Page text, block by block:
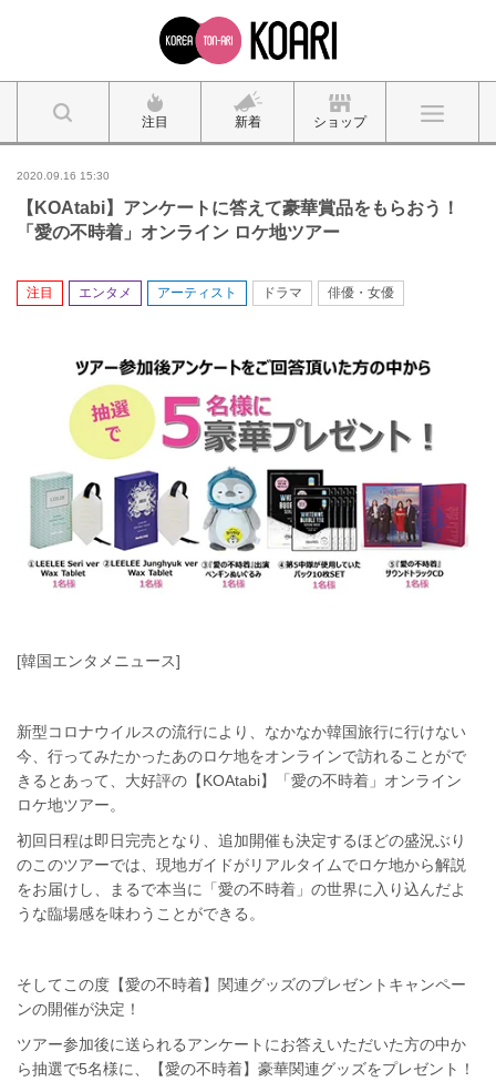
注目 新着 ショップ
2020.09.16 15:30
【KOAtabi】アンケートに答えて豪華賞品をもらおう！
「愛の不時着」オンライン ロケ地ツアー
注目 エンタメ アーティスト ドラマ 俳優・女優
[韓国エンタメニュース]
新型コロナウイルスの流行により、なかなか韓国旅行に行けない
今、行ってみたかったあのロケ地をオンラインで訪れることがで
きるとあって、大好評の【KOAtabi】「愛の不時着」オンライン
ロケ地ツアー。
初回日程は即日完売となり、追加開催も決定するほどの盛況ぶり
のこのツアーでは、現地ガイドがリアルタイムでロケ地から解説
をお届けし、まるで本当に「愛の不時着」の世界に入り込んだよ
うな臨場感を味わうことができる。
そしてこの度【愛の不時着】関連グッズのプレゼントキャンペー
ンの開催が決定！
ツアー参加後に送られるアンケートにお答えいただいた方の中か
ら抽選で5名様に、【愛の不時着】豪華関連グッズをプレゼント！